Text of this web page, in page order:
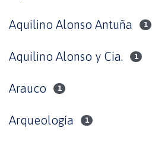
Aquilino Alonso Antuña 1
Aquilino Alonso y Cia. 1
Arauco 1
Arqueología 1